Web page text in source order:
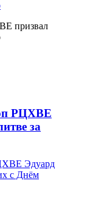
призвал
РЦХВЕ
за